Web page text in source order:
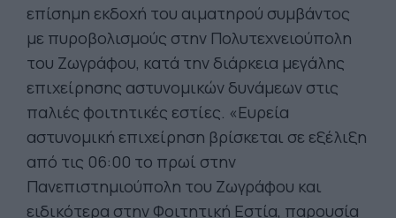
επίσημη εκδοχή του αιματηρού συμβάντος
με πυροβολισμούς στην Πολυτεχνειούπολη
του Ζωγράφου, κατά την διάρκεια μεγάλης
επιχείρησης αστυνομικών δυνάμεων στις
παλιές φοιτητικές εστίες. «Ευρεία
αστυνομική επιχείρηση βρίσκεται σε εξέλιξη
από τις 06:00 το πρωί στην
Πανεπιστημιούπολη του Ζωγράφου και
ειδικότερα στην Φοιτητική Εστία, παρουσία